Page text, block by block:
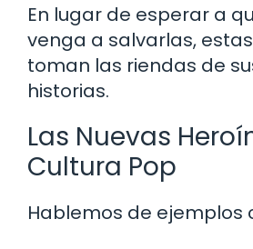
En lugar de esperar a
venga a salvarlas,
toman las riendas de
historias.
Las Nuevas
Cultura Pop
Hablemos de ejemplos